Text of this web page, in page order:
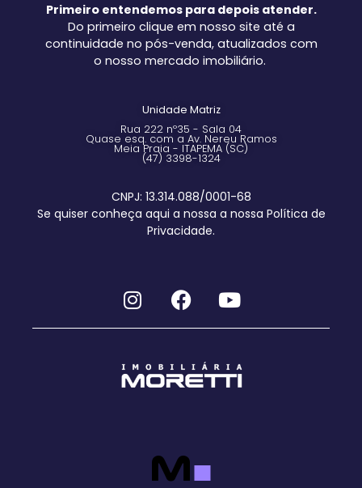
Primeiro entendemos para depois atender.
Do primeiro clique em nosso site até a
continuidade no pós-venda, atualizados com
o nosso mercado imobiliário.
Unidade Matriz
Rua 222 nº35 - Sala 04
Quase esq. com a Av. Nereu Ramos
Meia Praia - ITAPEMA (SC)
(47) 3398-1324
CNPJ: 13.314.088/0001-68
Se quiser conheça aqui a nossa a nossa Política de
Privacidade.